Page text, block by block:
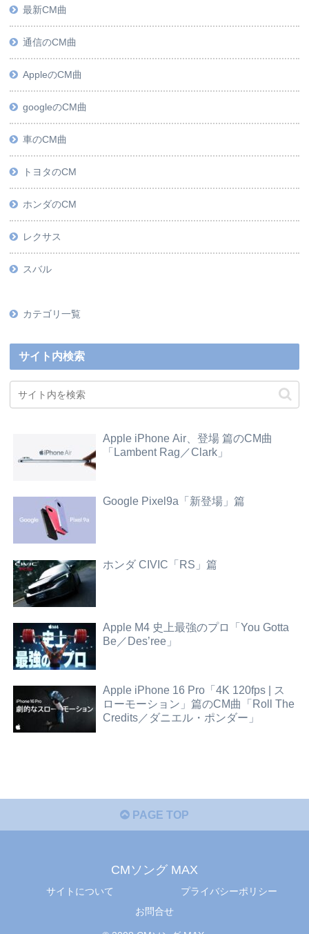
最新CM曲
通信のCM曲
AppleのCM曲
googleのCM曲
車のCM曲
トヨタのCM
ホンダのCM
レクサス
スバル
カテゴリ一覧
サイト内検索
Apple iPhone Air、登場 篇のCM曲
「Lambent Rag／Clark」
Google Pixel9a「新登場」篇
ホンダ CIVIC「RS」篇
Apple M4 史上最強のプロ「You Gotta
Be／Des’ree」
Apple iPhone 16 Pro「4K 120fps | ス
ローモーション」篇のCM曲「Roll The
Credits／ダニエル・ポンダー」
PAGE TOP
CMソング MAX
サイトについて
プライバシーポリシー
お問合せ